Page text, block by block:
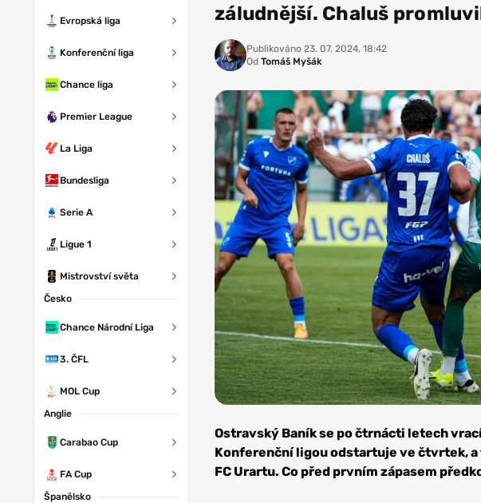
Evropská liga
Konferenční liga
Chance liga
Premier League
La Liga
Bundesliga
Serie A
Ligue 1
Mistrovství světa
Česko
Chance Národní Liga
3. ČFL
MOL Cup
Anglie
Carabao Cup
FA Cup
Španělsko
záludnější. Chaluš
Publikováno 23. 07. 2024, 18:42
Od Tomáš Myšák
Praha 1905
Ostravský Baník se po čtrnácti letech
Konferenční ligou odstartuje ve čtvrtek,
FC Urartu. Co před prvním zápasem